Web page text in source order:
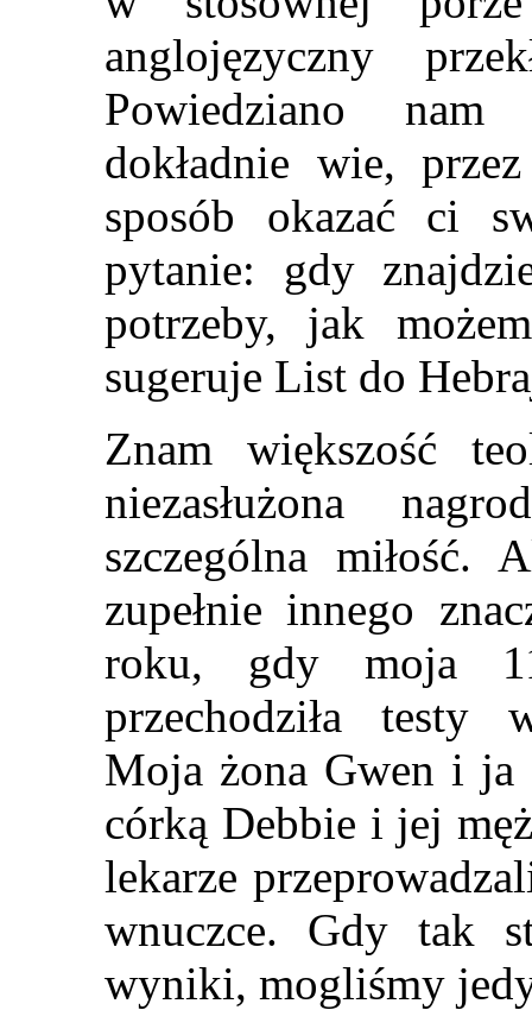
anglojęzyczny
Powiedziano
dokładnie wie,
sposób okazać ci
pytanie: gdy
potrzeby, jak
sugeruje List do
Znam większość
niezasłużona
szczególna miłość.
zupełnie innego
roku, gdy moja
przechodziła testy
Moja żona Gwen i
córką Debbie i jej
lekarze
wnuczce. Gdy tak
wyniki, mogliśmy